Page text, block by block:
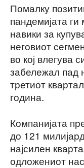
Помалку
пандемијата
навики за
неговиот
во кој влегува
забележал пад
третиот
година.
Компанијата
до 121
најсилен
одложениот